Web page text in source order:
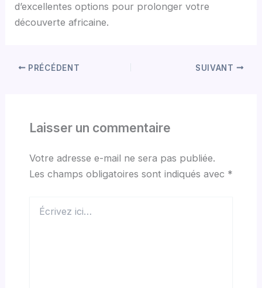
d’excellentes options pour prolonger votre
découverte africaine.
PRÉCÉDENT SUIVANT
Laisser un commentaire
Votre adresse e-mail ne sera pas publiée.
Les champs obligatoires sont indiqués avec *
ici…